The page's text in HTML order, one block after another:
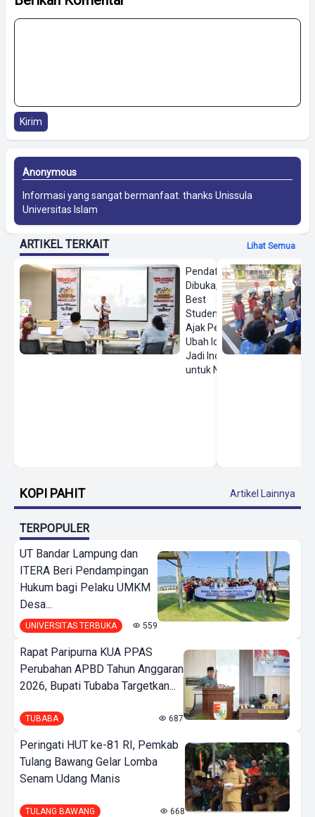
Kirim
Anonymous
Informasi yang sangat bermanfaat. thanks Unissula
Universitas Islam
ARTIKEL TERKAIT Lihat Semua
Pendaftaran
Dibuka, AHM
Best
Student
Ajak Pelajar
Ubah Ide
Jadi Inovasi
untuk Negeri
KOPI PAHIT Artikel Lainnya
TERPOPULER
UT Bandar Lampung dan
ITERA Beri Pendampingan
Hukum bagi Pelaku UMKM
Desa...
UNIVERSITAS TERBUKA 559
Rapat Paripurna KUA PPAS
Perubahan APBD Tahun Anggaran
2026, Bupati Tubaba Targetkan...
TUBABA 687
Peringati HUT ke-81 RI, Pemkab
Tulang Bawang Gelar Lomba
Senam Udang Manis
TULANG BAWANG 668